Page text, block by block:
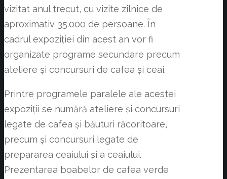
vizitat anul trecut, cu vizite zilnice de
aproximativ 35.000 de persoane. În
cadrul expoziției din acest an vor fi
organizate programe secundare precum
ateliere și concursuri de cafea și ceai.
Printre programele paralele ale acestei
expoziții se numără ateliere și concursuri
legate de cafea și băuturi răcoritoare,
precum și concursuri legate de
prepararea ceaiului și a ceaiului.
Prezentarea boabelor de cafea verde